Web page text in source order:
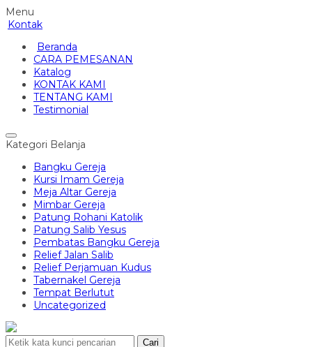
Menu
Kontak
Beranda
CARA PEMESANAN
Katalog
KONTAK KAMI
TENTANG KAMI
Testimonial
Kategori Belanja
Bangku Gereja
Kursi Imam Gereja
Meja Altar Gereja
Mimbar Gereja
Patung Rohani Katolik
Patung Salib Yesus
Pembatas Bangku Gereja
Relief Jalan Salib
Relief Perjamuan Kudus
Tabernakel Gereja
Tempat Berlutut
Uncategorized
Cari